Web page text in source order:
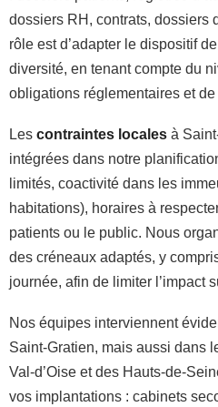
dossiers RH, contrats, dossiers
rôle est d’adapter le dispositif
diversité, en tenant compte du
obligations réglementaires et
Les contraintes locales à
intégrées dans notre
limités, coactivité dans les
habitations), horaires à
patients ou le public. Nous
des créneaux adaptés, y
journée, afin de limiter l’impact
Nos équipes interviennent
Saint-Gratien, mais aussi dans
Val-d’Oise et des Hauts-de-
vos implantations : cabinets